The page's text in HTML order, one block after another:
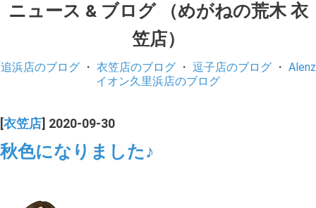
ショップ
お客さまの声
ニュース & ブログ （めがねの荒木 衣
笠店）
追浜店のブログ・ 衣笠店のブログ・ 逗子店のブログ・ Alenz
イオン久里浜店のブログ
衣笠店 ] 2020-09-30
秋色になりました♪